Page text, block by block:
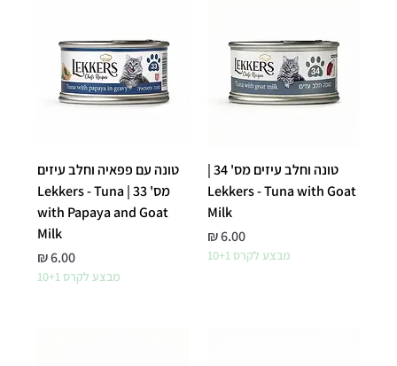
טונה וחלב עיזים מס' 34 |
Lekkers - Tuna with Goat
Milk
מחיר
מבצע לקרס 10+1
טונה עם פפאיה וחלב עיזים
מס' 33 | Lekkers - Tuna
with Papaya and Goat
Milk
מחיר
מבצע לקרס 10+1